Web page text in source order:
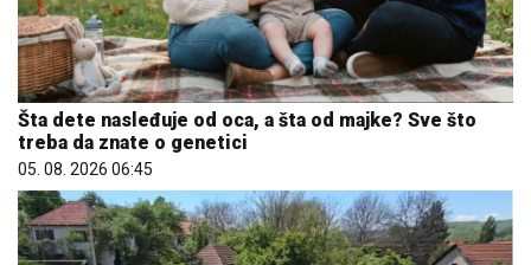
Šta dete nasleđuje od oca, a šta od majke? Sve što
treba da znate o genetici
05. 08. 2026 06:45